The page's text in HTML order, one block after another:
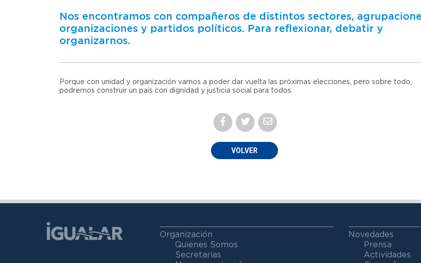
Nos encontramos con compañeros de distintos sectores,
organizaciones y partidos políticos. Para reflexionar, debatir y
organizarnos.
Porque con unidad y organización vamos a poder dar vuelta las próximas elecciones, pero sobre todo,
podremos construir un país con dignidad y justicia social para todos.
VOLVER
Organización
Quienes Somos
Secretarias
Novedades
Prensa
Actividades